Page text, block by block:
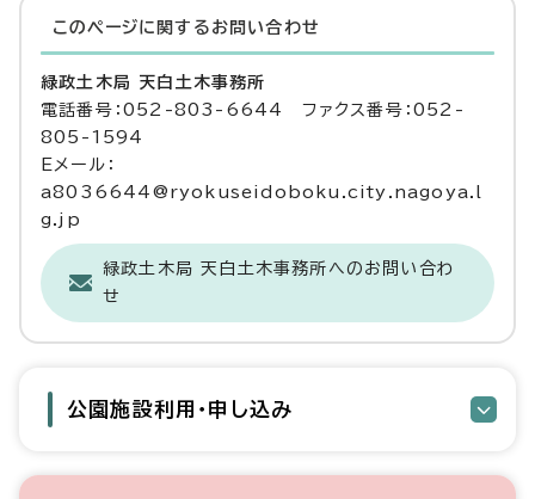
このページに関する お問い合わせ
緑政土木局 天白土木事務所
電話番号：052-803-6644 ファクス番号：052-
805-1594
Eメール：
a8036644@ryokuseidoboku.city.nagoya.l
g.jp
緑政土木局 天白土木事務所へのお問い合わ
せ
公園施設利用・申し込み